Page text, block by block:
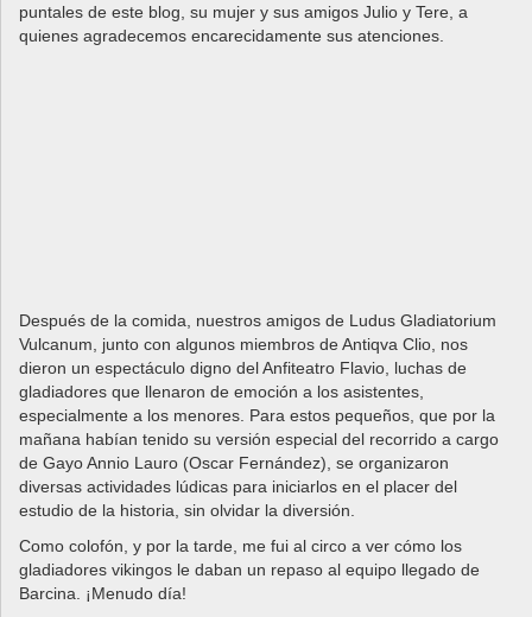
puntales de este blog, su mujer y sus amigos Julio y Tere, a
quienes agradecemos encarecidamente sus atenciones.
Después de la comida, nuestros amigos de Ludus Gladiatorium
Vulcanum, junto con algunos miembros de Antiqva Clio, nos
dieron un espectáculo digno del Anfiteatro Flavio, luchas de
gladiadores que llenaron de emoción a los asistentes,
especialmente a los menores. Para estos pequeños, que por la
mañana habían tenido su versión especial del recorrido a cargo
de Gayo Annio Lauro (Oscar Fernández), se organizaron
diversas actividades lúdicas para iniciarlos en el placer del
estudio de la historia, sin olvidar la diversión.
Como colofón, y por la tarde, me fui al circo a ver cómo los
gladiadores vikingos le daban un repaso al equipo llegado de
Barcina. ¡Menudo día!